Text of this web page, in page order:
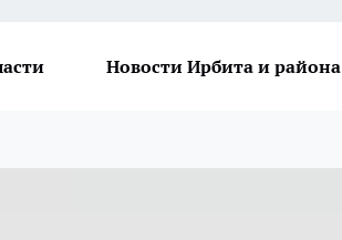
Новости Ирбита и района